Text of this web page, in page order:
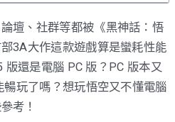
壇、社群等都被《黑神話：悟
3A大作這款遊戲算是蠻耗性能
還是電腦 PC 版？PC 版本又
玩了嗎？想玩悟空又不懂電腦
考！